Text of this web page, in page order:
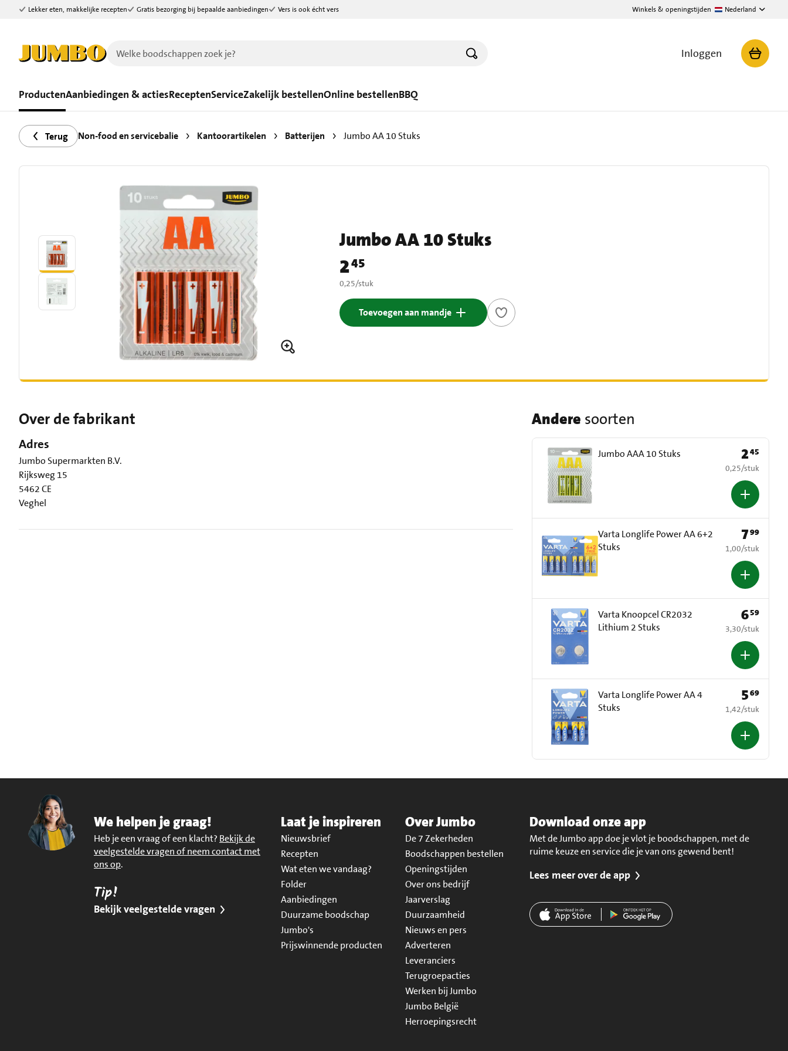
Ga naar zoeken
Ga naar hoofdinhoud
Lekker eten, makkelijke recepten Gratis bezorging bij bepaalde aanbiedingen Vers is ook écht vers Winkels & openingstijden Nederland
Inloggen
ProductenAanbiedingen & actiesReceptenServiceZakelijk bestellenOnline bestellenBBQ
Terug Non-food en servicebalie Kantoorartikelen Batterijen Jumbo AA 10 Stuks
Jumbo AA 10 Stuks
Prijs: € 2,45
245
€ 0,25 per stuk
0,25/stuk
Toevoegen aan mandje
Over de fabrikant
Adres
Jumbo Supermarkten B.V.
Rijksweg 15
5462 CE
Veghel
Andere soorten
Jumbo AAA 10 Stuks Prijs: € 2,45
245
€ 0,25 per stuk
0,25/stuk
Varta Longlife Power AA 6+2
Stuks
Prijs: € 7,99
799
€ 1,00 per stuk
1,00/stuk
Varta Knoopcel CR2032
Lithium 2 Stuks
Prijs: € 6,59
659
€ 3,30 per stuk
3,30/stuk
Varta Longlife Power AA 4
Stuks
Prijs: € 5,69
569
€ 1,42 per stuk
1,42/stuk
We helpen je graag!
Heb je een vraag of een klacht? Bekijk de
veelgestelde vragen of neem contact met
ons op.
Tip!
Bekijk veelgestelde vragen
Laat je inspireren
Nieuwsbrief
Recepten
Wat eten we vandaag?
Folder
Aanbiedingen
Duurzame boodschap
Jumbo's
Prijswinnende producten
Over Jumbo
De 7 Zekerheden
Boodschappen bestellen
Openingstijden
Over ons bedrijf
Jaarverslag
Duurzaamheid
Nieuws en pers
Adverteren
Leveranciers
Terugroepacties
Werken bij Jumbo
Jumbo België
Herroepingsrecht
Download onze app
Met de Jumbo app doe je vlot je boodschappen, met de
ruime keuze en service die je van ons gewend bent!
Lees meer over de app